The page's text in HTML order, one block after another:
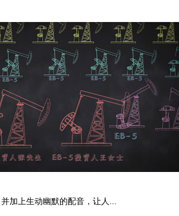
加上生动幽默的配音，让人...